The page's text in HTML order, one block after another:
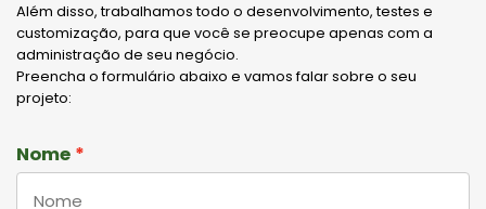
Além disso, trabalhamos todo o desenvolvimento, testes e
customização, para que você se preocupe apenas com a
administração de seu negócio.
Preencha o formulário abaixo e vamos falar sobre o seu
projeto:
Nome